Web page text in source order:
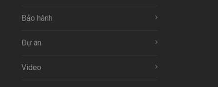
Bảo hành
Dự án
Video